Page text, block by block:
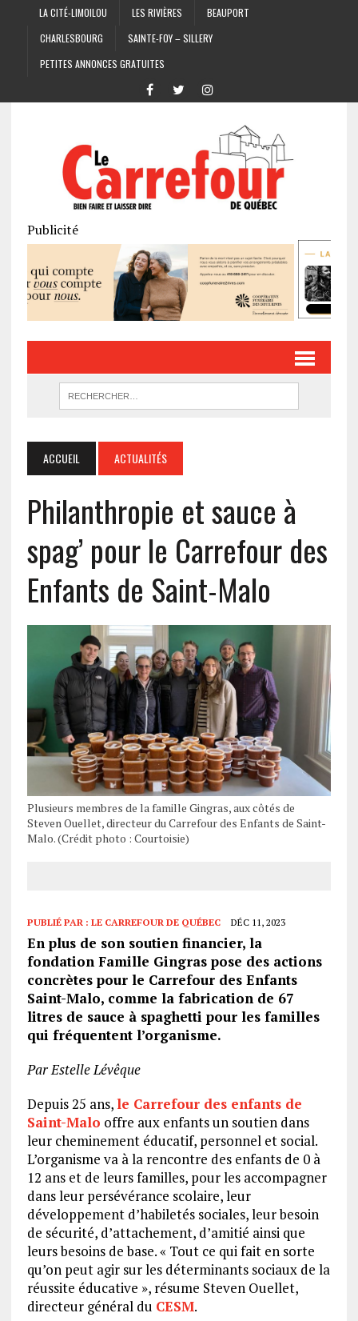
LA CITÉ-LIMOILOU LES RIVIÈRES
BEAUPORT
CHARLESBOURG
SAINTE-FOY – SILLERY
PETITES ANNONCES GRATUITES
Publicité
ACCUEIL ACTUALITÉS
Philanthropie et sauce à
spag’ pour le Carrefour des
Enfants de Saint-Malo
Plusieurs membres de la famille Gingras, aux côtés de
Steven Ouellet, directeur du Carrefour des Enfants de Saint-
Malo. (Crédit photo : Courtoisie)
PUBLIÉ PAR : LE CARREFOUR DE QUÉBEC DÉC 11, 2023
En plus de son soutien financier, la
fondation Famille Gingras pose des actions
concrètes pour le Carrefour des Enfants
Saint-Malo, comme la fabrication de 67
litres de sauce à spaghetti pour les familles
qui fréquentent l’organisme.
Par Estelle Lévêque
Depuis 25 ans,le Carrefour des enfants de
Saint-Malo offre aux enfants un soutien dans
leur cheminement éducatif, personnel et social.
L’organisme va à la rencontre des enfants de 0 à
12 ans et de leurs familles, pour les accompagner
dans leur persévérance scolaire, leur
développement d’habiletés sociales, leur besoin
de sécurité, d’attachement, d’amitié ainsi que
leurs besoins de base. « Tout ce qui fait en sorte
qu’on peut agir sur les déterminants sociaux de la
réussite éducative », résume Steven Ouellet,
directeur général du CESM.